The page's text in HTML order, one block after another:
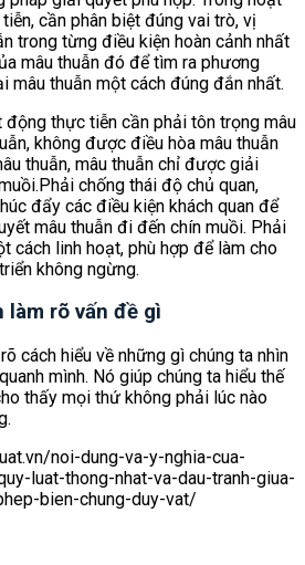
cần phân biệt đúng vai trò, vị
trong từng điều kiện hoàn cảnh nhất
mâu thuẫn đó để tìm ra phương
mâu thuẫn một cách đúng đắn nhất.
động thực tiễn cần phải tôn trọng mâu
không được điều hòa mâu thuẫn
thuẫn, mâu thuẫn chỉ được giải
chống thái độ chủ quan,
đẩy các điều kiện khách quan để
mâu thuẫn đi đến chín muồi. Phải
cách linh hoạt, phù hợp để làm cho
không ngừng.
làm rõ vấn đề gì
cách hiểu về những gì chúng ta nhìn
mình. Nó giúp chúng ta hiểu thế
thấy mọi thứ không phải lúc nào
noi-dung-va-y-nghia-cua-
luat-thong-nhat-va-dau-tranh-giua-
bien-chung-duy-vat/